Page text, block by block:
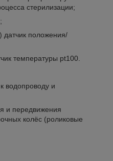
стерилизации;
датчик положения/
температуры pt100.
водопроводу и
и передвижения
колёс (роликовые